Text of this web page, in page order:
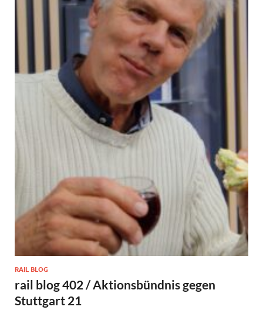
RAIL BLOG
rail blog 402 / Aktionsbündnis gegen
Stuttgart 21